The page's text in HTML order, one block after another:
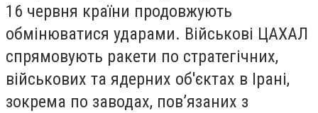
16 червня країни продовжують
обмінюватися ударами. Військові ЦАХАЛ
спрямовують ракети по стратегічних,
військових та ядерних об'єктах в Ірані,
зокрема по заводах, пов’язаних з